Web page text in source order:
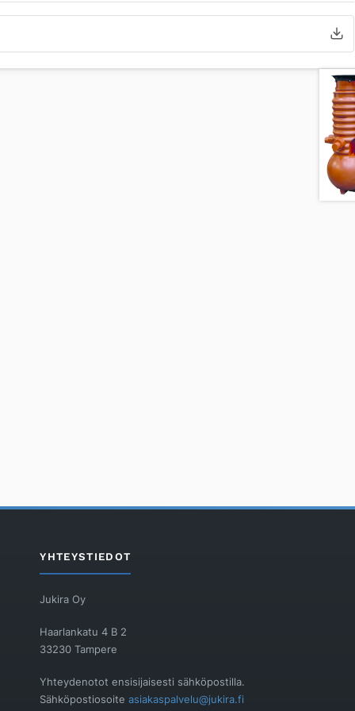
YHTEYSTIEDOT
Jukira Oy
Haarlankatu 4 B 2
33230 Tampere
Yhteydenotot ensisijaisesti sähköpostilla.
Sähköpostiosoiteasiakaspalvelu@jukira.fi